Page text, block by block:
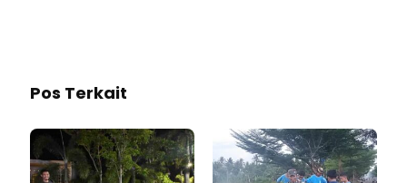
Pos Terkait